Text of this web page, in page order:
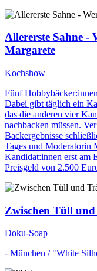
Allererste Sahne -
Margarete
Kochshow
Fünf
Dabei gibt täglich ein
das die anderen vier
nachbacken müssen.
Backergebnisse
Tages und Moderatorin
Kandidat:innen erst am
Preisgeld von 2.500
Zwischen Tüll
Doku-Soap
- München / "White